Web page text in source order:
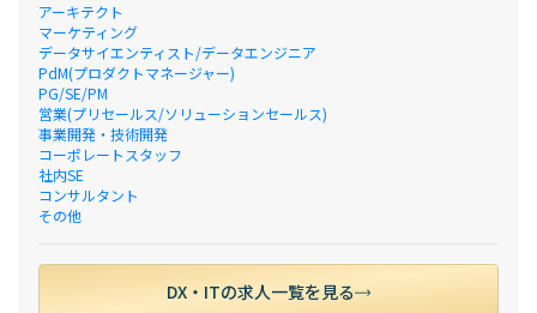
アーキテクト
マーケティング
データサイエンティスト/データエンジニア
PdM(プロダクトマネージャー)
PG/SE/PM
営業(プリセールス/ソリューションセールス)
事業開発・技術開発
コーポレートスタッフ
社内SE
コンサルタント
その他
DX・ITの求人一覧を見る